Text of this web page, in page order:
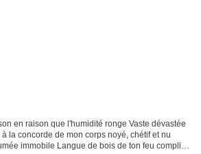
en raison que l'humidité ronge Vaste dévastée
la concorde de mon corps noyé, chétif et nu
immobile Langue de bois de ton feu complice